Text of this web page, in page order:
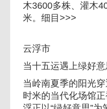
木3600多株、灌木
米。细目>>>
云浮市
当十五运遇上绿好
当岭南夏季的阳光
时米的当代化场馆